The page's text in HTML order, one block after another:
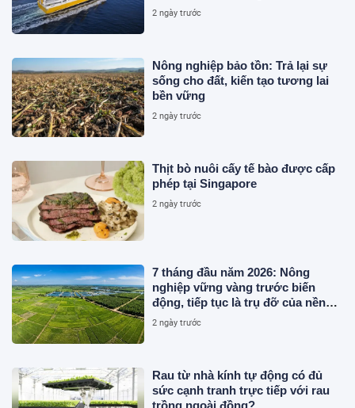
2 ngày trước
Nông nghiệp bảo tồn: Trả lại sự
sống cho đất, kiến tạo tương lai
bền vững
2 ngày trước
Thịt bò nuôi cấy tế bào được cấp
phép tại Singapore
2 ngày trước
7 tháng đầu năm 2026: Nông
nghiệp vững vàng trước biến
động, tiếp tục là trụ đỡ của nền
kinh tế
2 ngày trước
Rau từ nhà kính tự động có đủ
sức cạnh tranh trực tiếp với rau
trồng ngoài đồng?